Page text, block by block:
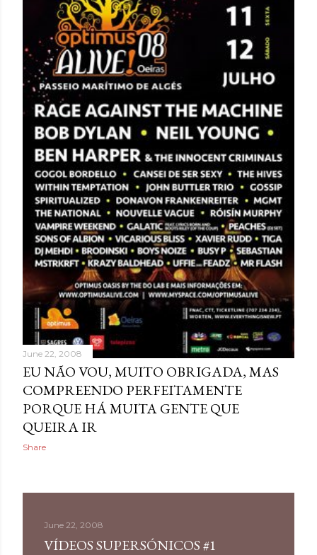
June 22, 2008
EU NÃO VOU, MUITO OBRIGADA, MAS
COMPREENDO PERFEITAMENTE
PORQUE HÁ MUITA GENTE QUE
QUEIRA IR
Share
June 22, 2008
VÍDEOS SUPERSÓNICOS #1